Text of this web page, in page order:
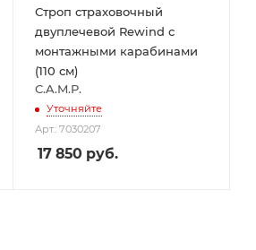
Строп страховочный
двуплечевой Rewind с
монтажными карабинами
(110 см)
C.A.M.P.
Уточняйте
Арт.: 7030207
17 850 руб.